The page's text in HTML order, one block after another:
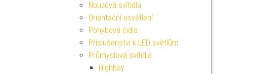
Nouzová svítidla
Orientační osvětlení
Pohybová čidla
Příslušenství k LED světlům
Průmyslová svítidla
Highbay